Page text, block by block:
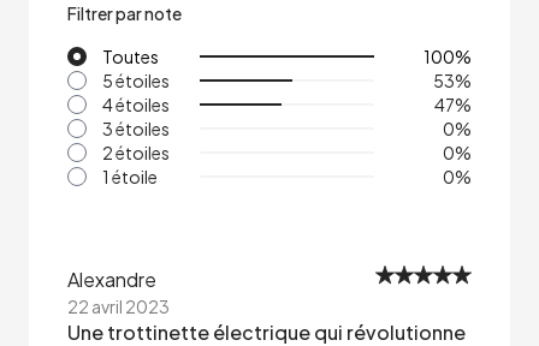
Filtrer par note
Toutes
100%
5 étoiles
53%
4 étoiles
47%
3 étoiles
0%
2 étoiles
0%
1 étoile
0%
Alexandre
22 avril 2023
Une trottinette électrique qui révolutionne